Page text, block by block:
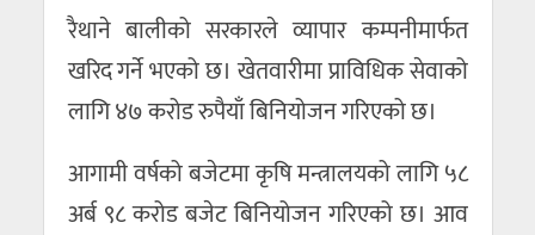
रैथाने बालीको सरकारले व्यापार कम्पनीमार्फत
खरिद गर्ने भएको छ। खेतवारीमा प्राविधिक सेवाको
लागि ४७ करोड रुपैयाँ बिनियोजन गरिएको छ।
आगामी वर्षको बजेटमा कृषि मन्त्रालयको लागि ५८
अर्ब ९८ करोड बजेट बिनियोजन गरिएको छ। आव